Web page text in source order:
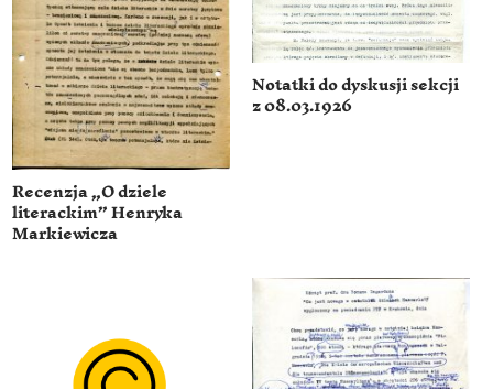
Recenzja „O dziele
literackim” Henryka
Markiewicza
Notatki do dyskusji sekcji
z 08.03.1926